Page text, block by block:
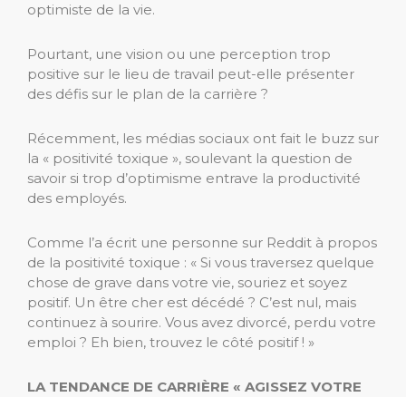
optimiste de la vie.
Pourtant, une vision ou une perception trop
positive sur le lieu de travail peut-elle présenter
des défis sur le plan de la carrière ?
Récemment, les médias sociaux ont fait le buzz sur
la « positivité toxique », soulevant la question de
savoir si trop d’optimisme entrave la productivité
des employés.
Comme l’a écrit une personne sur Reddit à propos
de la positivité toxique : « Si vous traversez quelque
chose de grave dans votre vie, souriez et soyez
positif. Un être cher est décédé ? C’est nul, mais
continuez à sourire. Vous avez divorcé, perdu votre
emploi ? Eh bien, trouvez le côté positif ! »
LA TENDANCE DE CARRIÈRE « AGISSEZ VOTRE